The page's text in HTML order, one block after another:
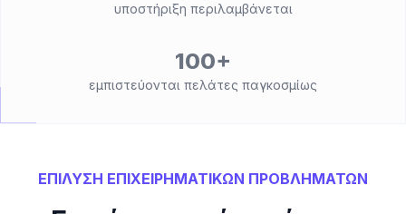
υποστήριξη περιλαμβάνεται
100+
εμπιστεύονται πελάτες παγκοσμίως
ΕΠΙΛΥΣΗ ΕΠΙΧΕΙΡΗΜΑΤΙΚΩΝ ΠΡΟΒΛΗΜΑΤΩΝ